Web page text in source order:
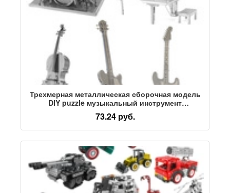
Трехмерная металлическая сборочная модель
DIY puzzle музыкальный инструмент
фортепиано гитара ударная установка
виолончель бас-модель
73.24 руб.